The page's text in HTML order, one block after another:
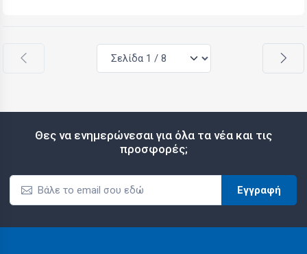
Θες να ενημερώνεσαι για όλα τα νέα και τις
προσφορές;
Εγγραφή